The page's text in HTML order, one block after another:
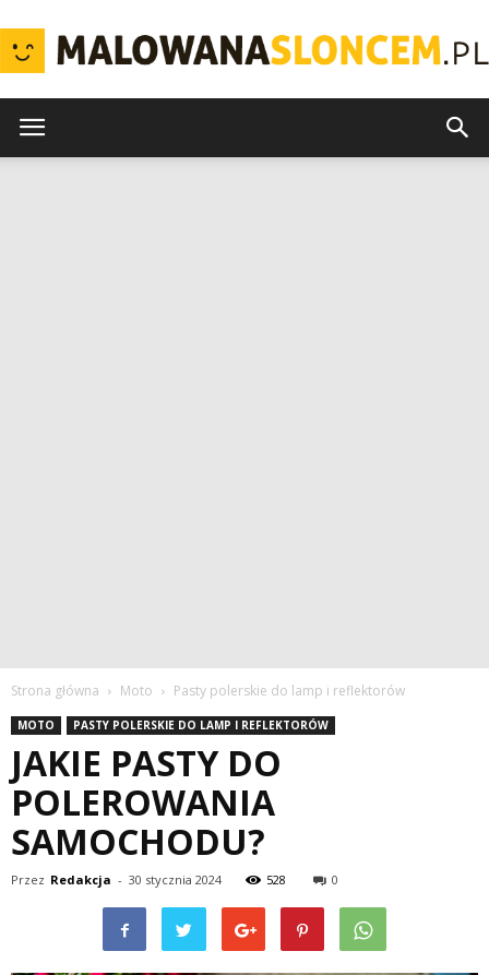
Strona główna Moto Pasty polerskie do lamp i reflektorów
MOTO PASTY POLERSKIE DO LAMP I REFLEKTORÓW
JAKIE PASTY DO
POLEROWANIA
SAMOCHODU?
Przez Redakcja - 30 stycznia 2024 528 0